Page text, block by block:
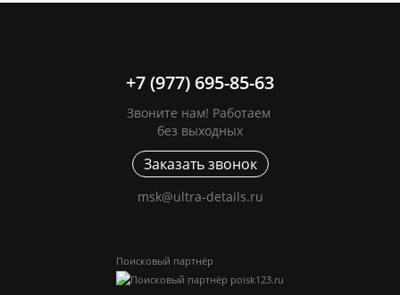
+7 (977) 695-85-63
Звоните нам! Работаем
без выходных
Заказать звонок
msk@ultra-details.ru
Поисковый партнёр